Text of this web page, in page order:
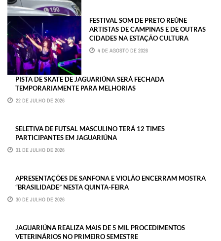
FESTIVAL SOM DE PRETO REÚNE
ARTISTAS DE CAMPINAS E DE OUTRAS
CIDADES NA ESTAÇÃO CULTURA
4 DE AGOSTO DE 2026
PISTA DE SKATE DE JAGUARIÚNA SERÁ FECHADA
TEMPORARIAMENTE PARA MELHORIAS
22 DE JULHO DE 2026
SELETIVA DE FUTSAL MASCULINO TERÁ 12 TIMES
PARTICIPANTES EM JAGUARIÚNA
31 DE JULHO DE 2026
APRESENTAÇÕES DE SANFONA E VIOLÃO ENCERRAM MOSTRA
“BRASILIDADE” NESTA QUINTA-FEIRA
30 DE JULHO DE 2026
JAGUARIÚNA REALIZA MAIS DE 5 MIL PROCEDIMENTOS
VETERINÁRIOS NO PRIMEIRO SEMESTRE